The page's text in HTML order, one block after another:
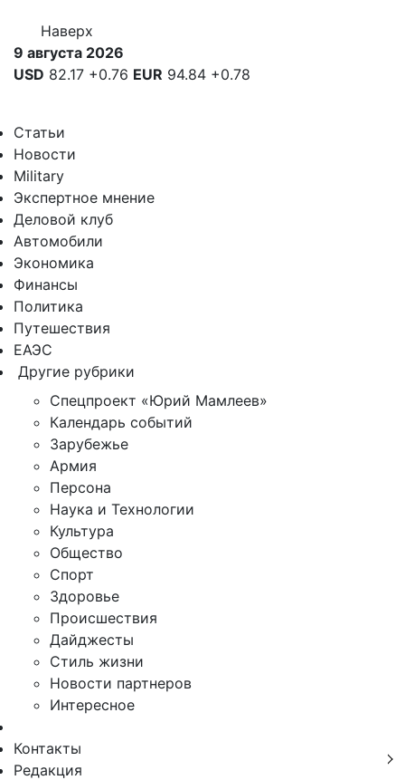
Наверх
9 августа 2026
USD 82.17 +0.76 EUR 94.84 +0.78
Статьи
Новости
Military
Экспертное мнение
Деловой клуб
Автомобили
Экономика
Финансы
Политика
Путешествия
ЕАЭС
Другие рубрики
Спецпроект «Юрий Мамлеев»
Календарь событий
Зарубежье
Армия
Персона
Наука и Технологии
Культура
Общество
Спорт
Здоровье
Происшествия
Дайджесты
Стиль жизни
Новости партнеров
Интересное
Контакты
Редакция